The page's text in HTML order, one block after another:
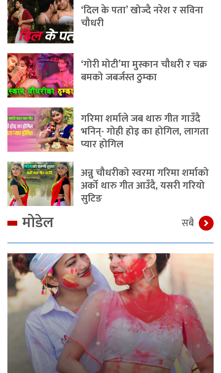
‘दिल के पता’ खोज्दै नरेश र सविना
चौधरी
‘गोरी मोटी’मा मुस्कान चौधरी र चक्र
बमको जबर्जस्त ठुम्का
गरिमा शर्माले जब थारु गीत गाउँदै
भनिन्- गोही होइ का होगिल, लागता
प्यार होगिल
अन्नु चौधरीको स्वरमा गरिमा शर्माको
अर्को थारु गीत आउँदै, यसरी गरियो
सुटिङ
मोडेल सबै